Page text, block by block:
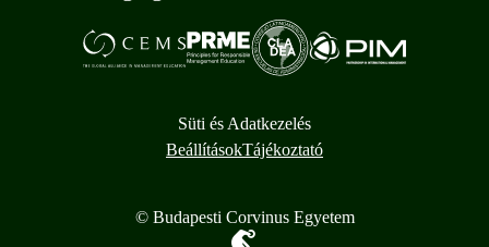
Süti és Adatkezelés
BeállításokTájékoztató
© Budapesti Corvinus Egyetem